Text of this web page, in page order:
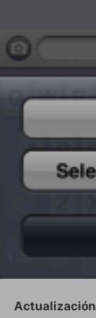
Actualización